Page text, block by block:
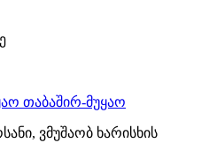
თაბაშირ-მუყაო
ვმუშაობ ხარისხის